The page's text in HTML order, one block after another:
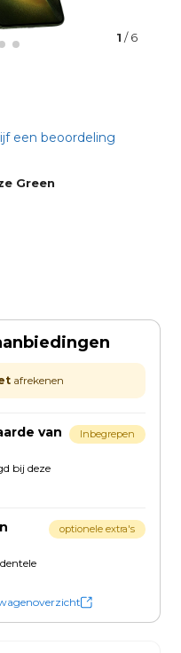
1 / 6
een beoordeling
Green
afrekenen
van
bij deze
Inbegrepen
optionele extra's